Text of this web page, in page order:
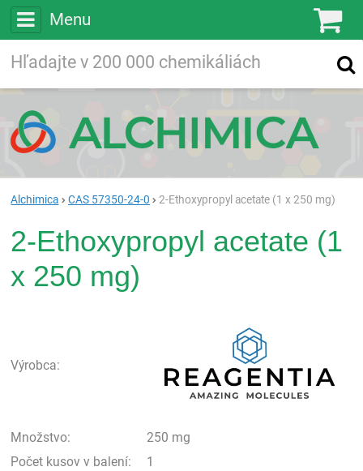
Menu
Vyhľadávanie
Alchimica CAS 57350-24-0 2-Ethoxypropyl acetate (1 x 250 mg)
2-Ethoxypropyl acetate (1
x 250 mg)
Výrobca:
Množstvo:
250 mg
Počet kusov v balení:
1